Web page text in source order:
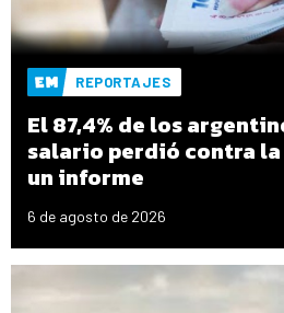
REPORTAJES
El 87,4% de los
salario perdió contra
un informe
6 de agosto de 2026